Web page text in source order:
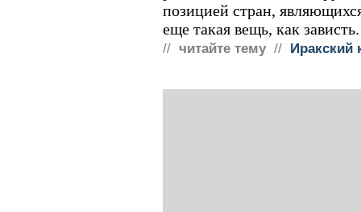
позицией стран,
еще такая вещь, как зависть.
// читайте тему // Иракский